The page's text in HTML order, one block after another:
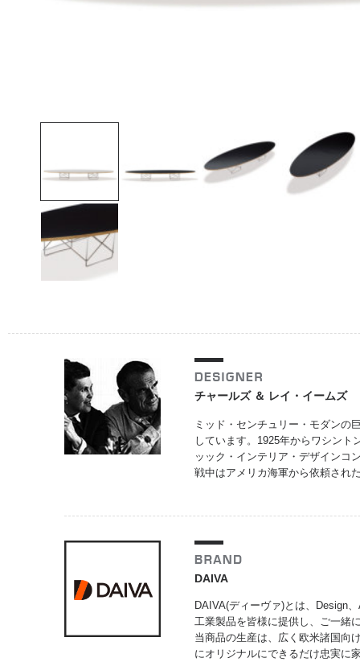
チャールズ ＆ レイ・イームズ
ミッド・センチュリー・モダンの
しています。1925年からワシント
ッック・インテリア・デザインコ
戦中はアメリカ海軍から依頼され
DAIVA
DAIVA(ディーヴァ)とは、Design
工業製品を皆様に提供し、ご一緒
当商品の生産は、広く欧米諸国向
にオリジナルにできるだけ忠実に